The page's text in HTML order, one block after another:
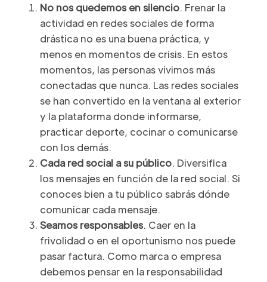
No nos quedemos en silencio. Frenar la
actividad en redes sociales de forma
drástica no es una buena práctica, y
menos en momentos de crisis. En estos
momentos, las personas vivimos más
conectadas que nunca. Las redes sociales
se han convertido en la ventana al exterior
y la plataforma donde informarse,
practicar deporte, cocinar o comunicarse
con los demás.
Cada red social a su público. Diversifica
los mensajes en función de la red social. Si
conoces bien a tu público sabrás dónde
comunicar cada mensaje.
Seamos responsables. Caer en la
frivolidad o en el oportunismo nos puede
pasar factura. Como marca o empresa
debemos pensar en la responsabilidad